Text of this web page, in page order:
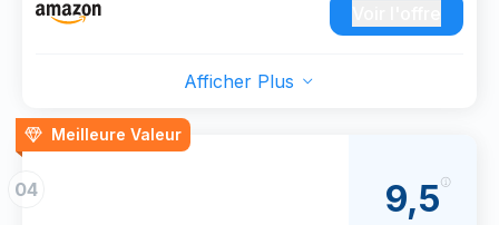
assistant pour des résultats rapides !
Créatif ! Transformez n'importe quelle pièce en
Conception et modélisation 3D | Intégration
fluide : Expérience de réalité virtuelle (VR)
Afficher Plus
Meilleure Valeur
04 9,5